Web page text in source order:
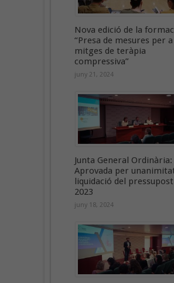
Nova edició de la
“Presa de mesures per a
mitges de teràpia
compressiva”
juny 21, 2024
Junta General Ordinària:
Aprovada per
liquidació del
2023
juny 18, 2024